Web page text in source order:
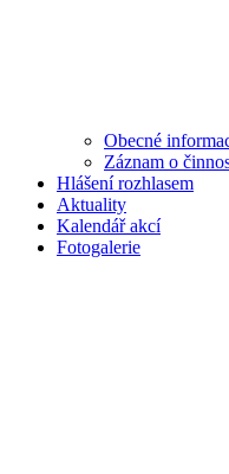
Obecné
Záznam o
Hlášení rozhlasem
Aktuality
Kalendář akcí
Fotogalerie